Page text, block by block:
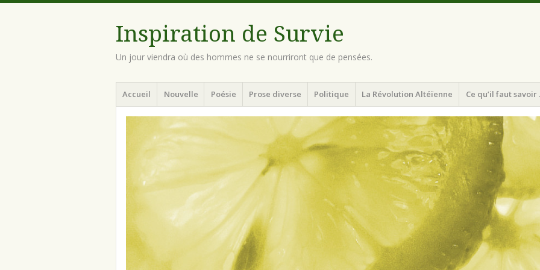
Inspiration de Survie
Un jour viendra où des hommes ne se nourriront que de pensées.
Menu
Aller
au
contenu
principal
Accueil Nouvelle Poésie Prose diverse Politique La Révolution Altéïenne Ce qu’il faut savoir